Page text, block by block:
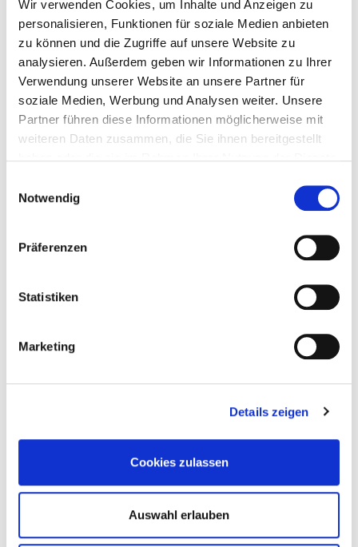
Wir verwenden Cookies, um Inhalte und Anzeigen zu
personalisieren, Funktionen für soziale Medien anbieten
zu können und die Zugriffe auf unsere Website zu
analysieren. Außerdem geben wir Informationen zu Ihrer
Verwendung unserer Website an unsere Partner für
soziale Medien, Werbung und Analysen weiter. Unsere
Partner führen diese Informationen möglicherweise mit
weiteren Daten zusammen, die Sie ihnen bereitgestellt
Notwendig
Präferenzen
Statistiken
Marketing
Details zeigen
Cookies zulassen
Auswahl erlauben
Mehr erfahren
Kultur und Natur